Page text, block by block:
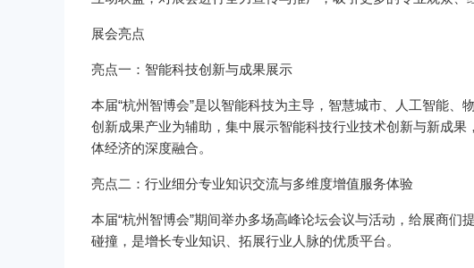
展会亮点
亮点一：智能科技创新与成果展示
本届“杭州智博会”是以智能科技为主导，智慧城市、人工智能
创新成果产业为辅助，集中展示智能科技行业技术创新与新成
体经济的深度融合。
亮点二：行业细分专业知识交流与多维度增值服务体验
本届“杭州智博会”期间举办多场高峰论坛会议与活动，给展商
碰撞，是增长专业知识、拓展行业人脉的优质平台。